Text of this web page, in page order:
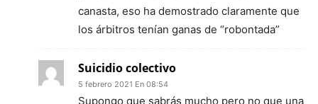
canasta, eso ha demostrado claramente que
los árbitros tenían ganas de “robontada”
Suicidio colectivo
5 febrero 2021 En 08:54
Supongo que sabrás mucho pero no que una